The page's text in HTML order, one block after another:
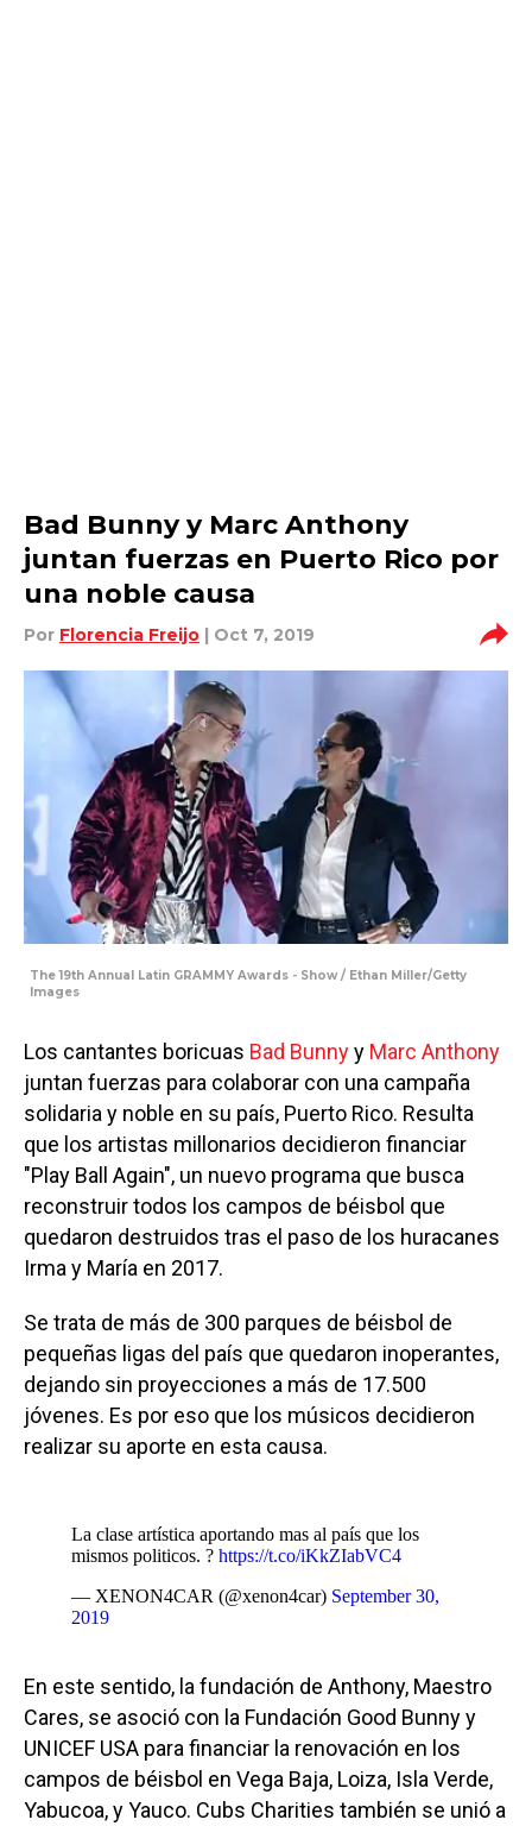
Bad Bunny y Marc Anthony
juntan fuerzas en Puerto Rico por
una noble causa
Por Florencia Freijo | Oct 7, 2019
The 19th Annual Latin GRAMMY Awards - Show / Ethan Miller/Getty
Images
Los cantantes boricuas Bad Bunnyy Marc Anthony
juntan fuerzas para colaborar con una campaña
solidaria y noble en su país, Puerto Rico. Resulta
que los artistas millonarios decidieron financiar
"Play Ball Again", un nuevo programa que busca
reconstruir todos los campos de béisbol que
quedaron destruidos tras el paso de los huracanes
Irma y María en 2017.
Se trata de más de 300 parques de béisbol de
pequeñas ligas del país que quedaron inoperantes,
dejando sin proyecciones a más de 17.500
jóvenes. Es por eso que los músicos decidieron
realizar su aporte en esta causa.
La clase artística aportando mas al país que los
mismos politicos. ? https://t.co/iKkZIabVC4
— XENON4CAR (@xenon4car) September 30,
2019
En este sentido, la fundación de Anthony, Maestro
Cares, se asoció con la Fundación Good Bunny y
UNICEF USA para financiar la renovación en los
campos de béisbol en Vega Baja, Loiza, Isla Verde,
Yabucoa, y Yauco. Cubs Charities también se unió a